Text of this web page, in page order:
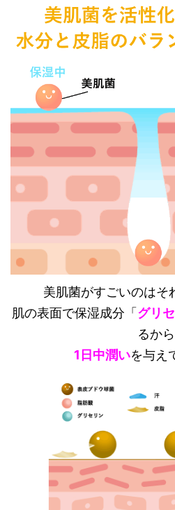
美肌菌がすごいのはそ
肌の表面で保湿成分「 グリ
るから
1日中潤いを与え